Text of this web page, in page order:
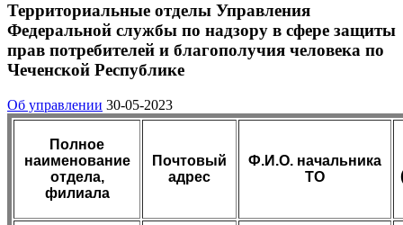
Территориальные отделы Управления
Федеральной службы по надзору в сфере защиты
прав потребителей и благополучия человека по
Чеченской Республике
Об управлении 30-05-2023
Полное
наименование
отдела,
филиала
Почтовый
адрес
Ф.И.О. начальника
ТО